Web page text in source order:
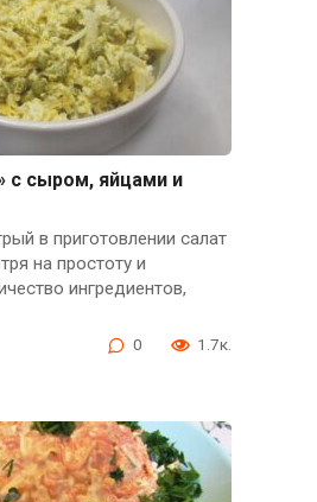
с сыром, яйцами и
в приготовлении салат
на простоту и
ингредиентов,
0 1.7к.